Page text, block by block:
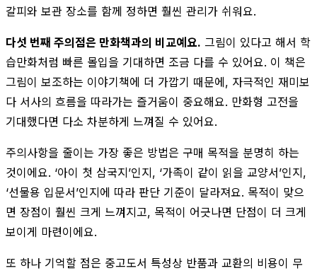
갈피와 보관 장소를 함께 정하면 훨씬 관리가 쉬워요.
다섯 번째 주의점은 만화책과의 비교예요. 그림이 있다고 해서 학
습만화처럼 빠른 몰입을 기대하면 조금 다를 수 있어요. 이 책은
그림이 보조하는 이야기책에 더 가깝기 때문에, 자극적인 재미보
다 서사의 흐름을 따라가는 즐거움이 중요해요. 만화형 고전을
기대했다면 다소 차분하게 느껴질 수 있어요.
주의사항을 줄이는 가장 좋은 방법은 구매 목적을 분명히 하는
것이에요. ‘아이 첫 삼국지’인지, ‘가족이 같이 읽을 교양서’인지,
‘선물용 입문서’인지에 따라 판단 기준이 달라져요. 목적이 맞으
면 장점이 훨씬 크게 느껴지고, 목적이 어긋나면 단점이 더 크게
보이게 마련이에요.
또 하나 기억할 점은 중고도서 특성상 반품과 교환의 비용이 무